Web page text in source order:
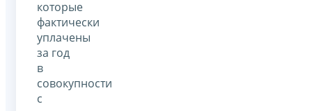
которые
фактически
уплачены
за год
в
совокупности
с